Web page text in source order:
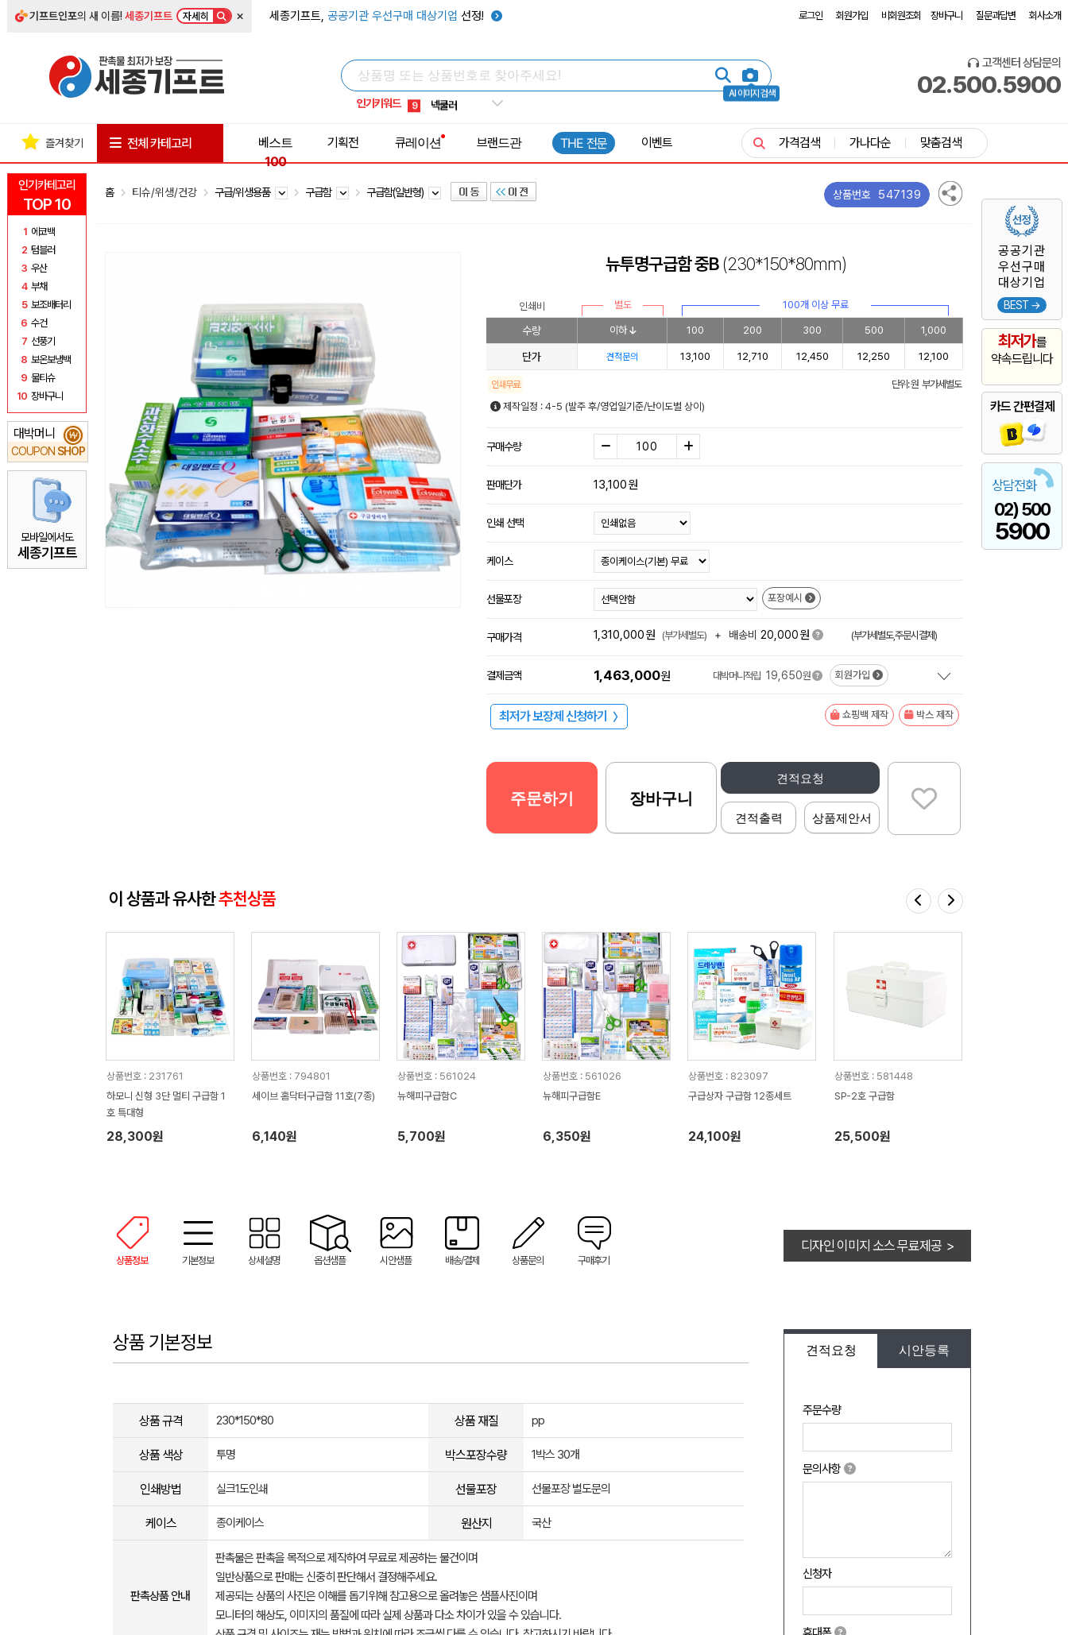
기프트인포의 새 이름!세종기프트 자세히 × 세종기프트, 공공기관 우선구매 대상기업 선정! 로그인 회원가입 비회원조회 장바구니 질문과답변 회사소개
AI 이미지 검색
인기키워드
5 키캡
8 쿨토시
9 넥쿨러
1 선풍기
고객센터 상담문의
02.500.5900
인기카테고리
TOP 10
1 에코백
2 텀블러
3 우산
4 부채
5 보조배터리
6 수건
7 선풍기
8 보온보냉백
9 물티슈
10 장바구니
대박머니
COUPON SHOP
₩
모바일에서도
세종기프트
공공기관
우선구매
대상기업
BEST →
최저가를
약속드립니다
카드 간편결제
상담전화
02) 500
5900
즐겨찾기 전체 카테고리
베스트
100
기획전 큐레이션 브랜드관 THE 전문 이벤트 가격검색 가나다순 맞춤검색
홈 티슈/위생/건강 구급/위생용품 구급함 구급함(일반형) 상품번호 547139
뉴투명구급함 중B(230*150*80mm)
인쇄비 별도 100개 이상 무료
수량 이하 100 200 300 500 1,000
단가 견적문의 13,100 12,710 12,450 12,250 12,100
인쇄무료
단위: 원 부가세별도
제작일정 : 4-5 (발주 후/영업일기준/난이도별 상이)
구매수량
판매단가 13,100원
인쇄 선택
케이스
선물포장 포장예시
구매가격 1,310,000원 (부가세별도) + 배송비 20,000원 (부가세별도,주문시결제)
결제금액 1,463,000원 대박머니적립 19,650원 회원가입
최저가 보장제 신청하기 〉 쇼핑백 제작 박스 제작
견적요청
견적출력 상품제안서
주문하기 장바구니
이 상품과 유사한추천상품
상품번호 : 231761
하모니 신형 3단 멀티 구급함 1
호 특대형
28,300원
상품번호 : 794801
세이브 홈닥터구급함 11호(7종)
6,140원
상품번호 : 561024
뉴해피구급함C
5,700원
상품번호 : 561026
뉴해피구급함E
6,350원
상품번호 : 823097
구급상자 구급함 12종세트
24,100원
상품번호 : 581448
SP-2호 구급함
25,500원
상품정보 기본정보 상세설명 옵션샘플 시안샘플 배송/결제 상품문의 구매후기
디자인 이미지 소스 무료제공 >
견적요청 시안등록
주문수량
문의사항
신청자
상품 기본정보
상품 규격 230*150*80 상품 재질 pp
상품 색상 투명 박스포장수량 1박스 30개
인쇄방법 실크1도인쇄 선물포장 선물포장 별도문의
케이스 종이케이스 원산지 국산
판촉상품 안내
판촉물은 판촉을 목적으로 제작하여 무료로 제공하는 물건이며
일반상품으로 판매는 신중히 판단해서 결정해주세요.
제공되는 상품의 사진은 이해를 돕기위해 참고용으로 올려놓은 샘플사진이며
모니터의 해상도, 이미지의 품질에 따라 실제 상품과 다소 차이가 있을 수 있습니다.